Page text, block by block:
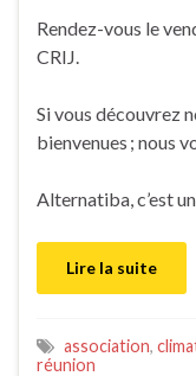
Rendez-vous le
CRIJ.
Si vous découvrez
bienvenues ; nous
Alternatiba, c’est
Lire la suite
association,
réunion